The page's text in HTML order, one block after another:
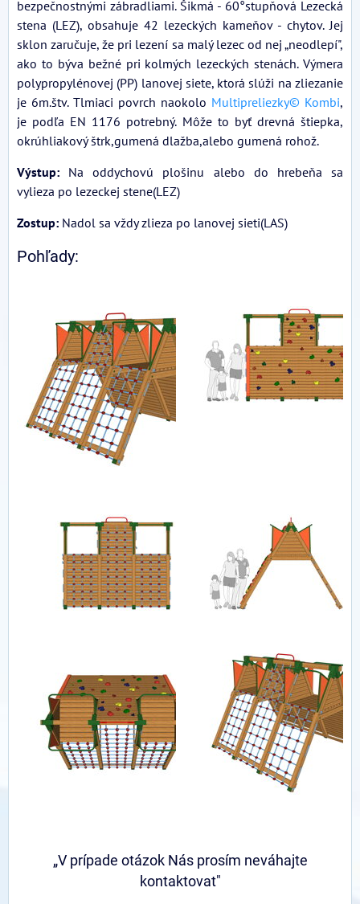
bezpečnostnými zábradliami. Šikmá - 60°stupňová Lezecká
stena (LEZ), obsahuje 42 lezeckých kameňov - chytov. Jej
sklon zaručuje, že pri lezení sa malý lezec od nej „neodlepí",
ako to býva bežné pri kolmých lezeckých stenách. Výmera
polypropylénovej (PP) lanovej siete, ktorá slúži na zliezanie
je 6m.štv. Tlmiaci povrch naokolo Multipreliezky© Kombi,
je podľa EN 1176 potrebný. Môže to byť drevná štiepka,
okrúhliakový štrk,gumená dlažba,alebo gumená rohož.
Výstup: Na oddychovú plošinu alebo do hrebeňa sa
vylieza po lezeckej stene(LEZ)
Zostup: Nadol sa vždy zlieza po lanovej sieti(LAS)
Pohľady:
„V prípade otázok Nás prosím neváhajte
kontaktovat"